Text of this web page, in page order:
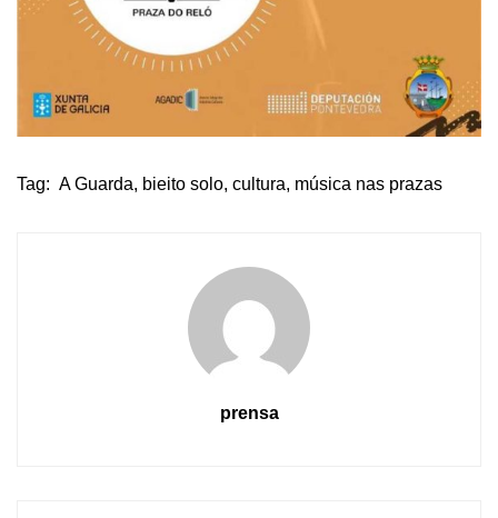
Tag: A Guarda, bieito solo, cultura, música nas prazas
prensa